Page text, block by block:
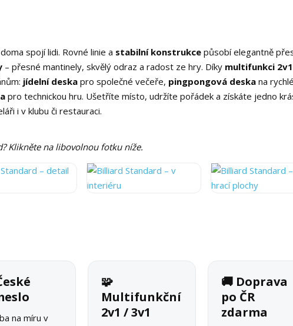
spojí lidi. Rovné linie a stabilní konstrukce působí elegantně
– přesné mantinely, skvělý odraz a radost ze hry. Díky multifunkci
jídelní deska pro společné večeře, pingpongová deska na rychlé
pro technickou hru. Ušetříte místo, udržíte pořádek a získáte jedno
i v klubu či restauraci.
Klikněte na libovolnou fotku níže.
na míru v
🧩
Multifunkční
2v1 / 3v1
🚚 Doprava
po ČR
zdarma